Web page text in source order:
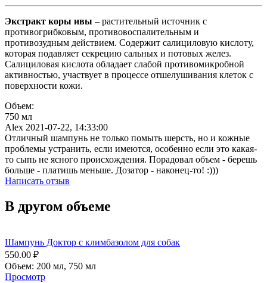
Экстракт коры ивы – растительный источник с
противогрибковым, противовоспалительным и
противозудным действием. Содержит салициловую кислоту,
которая подавляет секрецию сальных и потовых желез.
Салициловая кислота обладает слабой противомикробной
активностью, участвует в процессе отшелушивания клеток с
поверхности кожи.
Объем:
750 мл
Alex 2021-07-22, 14:33:00
Отличный шампунь не только помыть шерсть, но и кожные
проблемы устранить, если имеются, особенно если это какая-
то сыпь не ясного происхождения. Порадовал объем - берешь
больше - платишь меньше. Дозатор - наконец-то! :)))
Написать отзыв
В другом объеме
Шампунь Доктор с климбазолом для собак
550.00 ₽
Объем: 200 мл, 750 мл
Просмотр